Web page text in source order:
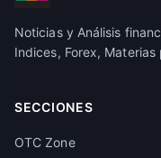
Noticias y Análisis
Indices, Forex,
SECCIONES
OTC Zone